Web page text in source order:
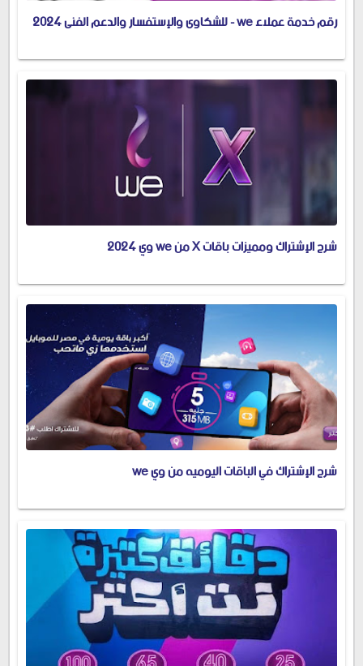
رقم خدمة عملاء we - للشكاوى والإستفسار والدعم الفنى 2024
شرح الإشتراك ومميزات باقات X من we وي 2024
شرح الإشتراك في الباقات اليوميه من وي we